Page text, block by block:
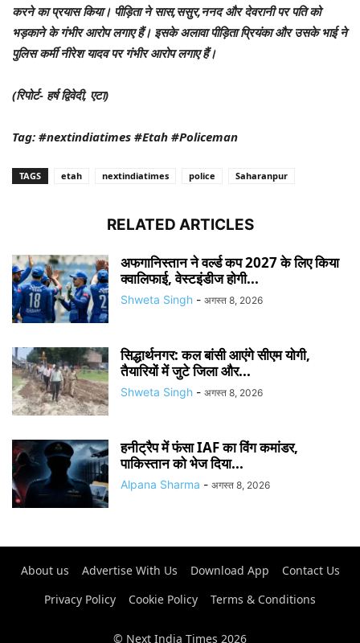
करने का प्रयास किया। पीड़िता ने सास,ससुर,ननद और देवरानी पर पति को
भड़काने के गंभीर आरोप लगाए हैं। इसके अलावा पीड़िता प्रियंका और उसके भाई ने
पुलिस कर्मी नीरेश यादव पर गंभीर आरोप लगाए हैं।
(रिपोर्ट- हर्ष द्विवेदी, एटा)
Tag: #nextindiatimes #Etah #Policeman
TAGS etah nextindiatimes police Saharanpur
RELATED ARTICLES
अफगानिस्तान ने वर्ल्ड कप 2027 के लिए किया
क्वालिफाई, वेस्टइंडीज होगी...
Shweta Singh - अगस्त 8, 2026
सिद्धार्थनगर: कल बांसी आएंगे सीएम योगी,
तैयारियों में जुटे जिला और...
Shweta Singh - अगस्त 8, 2026
हनीट्रैप में फंसा IAF का विंग कमांडर,
पाकिस्तान को भेज दिया...
Alpana Sharma - अगस्त 8, 2026
About us Advertise With Us Download App
Contact Us
Privacy Policy
Cookie Policy Terms & Conditions
© Next India Times 2026